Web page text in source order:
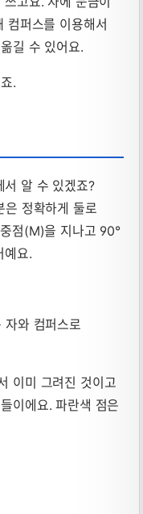
컴퍼스를 이용해서
길 수 있어요.
.
서 알 수 있겠죠?
은 정확하게 둘로
점(M)을 지나고 90°
예요.
자와 컴퍼스로
이미 그려진 것이고
이에요. 파란색 점은